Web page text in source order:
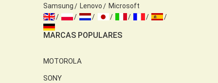
Samsung
Lenovo Microsoft
MARCAS POPULARES
MOTOROLA
SONY